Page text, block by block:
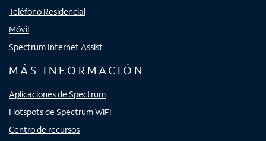
Teléfono Residencial
Móvil
Spectrum Internet Assist
MÁS INFORMACIÓN
Aplicaciones de Spectrum
Hotspots de Spectrum WiFi
Centro de recursos